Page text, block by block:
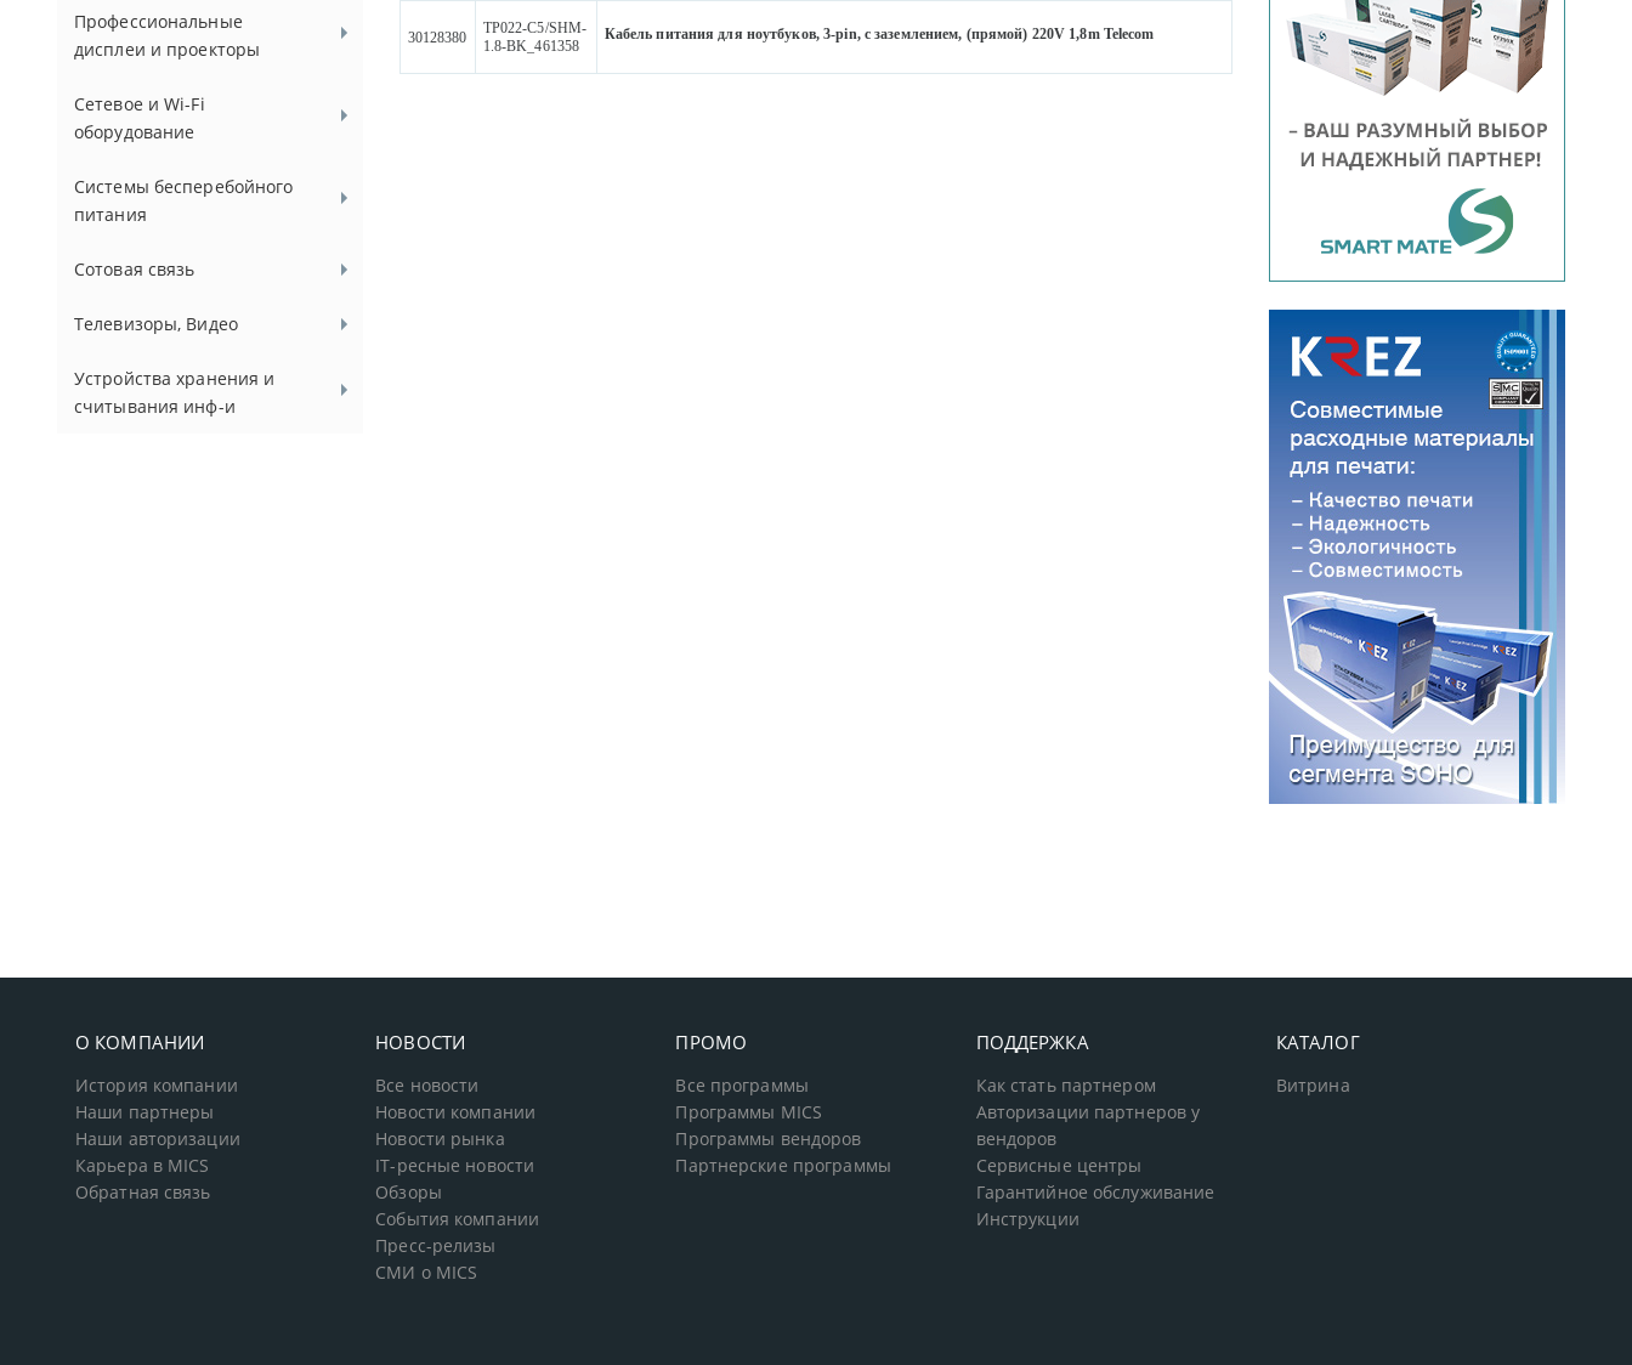
Профессиональные
дисплеи и проекторы
Сетевое и Wi-Fi
оборудование
Системы бесперебойного
питания
Сотовая связь
Телевизоры, Видео
Устройства хранения и
считывания инф-и
30128380
TP022-C5/SHM-
1.8-BK_461358
Кабель питания для ноутбуков, 3-pin, с заземлением, (прямой) 220V 1,8m Telecom
О КОМПАНИИ
История компании
Наши партнеры
Наши авторизации
Карьера в MICS
Обратная связь
НОВОСТИ
Все новости
Новости компании
Новости рынка
IT-ресные новости
Обзоры
События компании
Пресс-релизы
СМИ о MICS
ПРОМО
Все программы
Программы MICS
Программы вендоров
Партнерские программы
ПОДДЕРЖКА
Как стать партнером
Авторизации партнеров у
вендоров
Сервисные центры
Гарантийное обслуживание
Инструкции
КАТАЛОГ
Витрина